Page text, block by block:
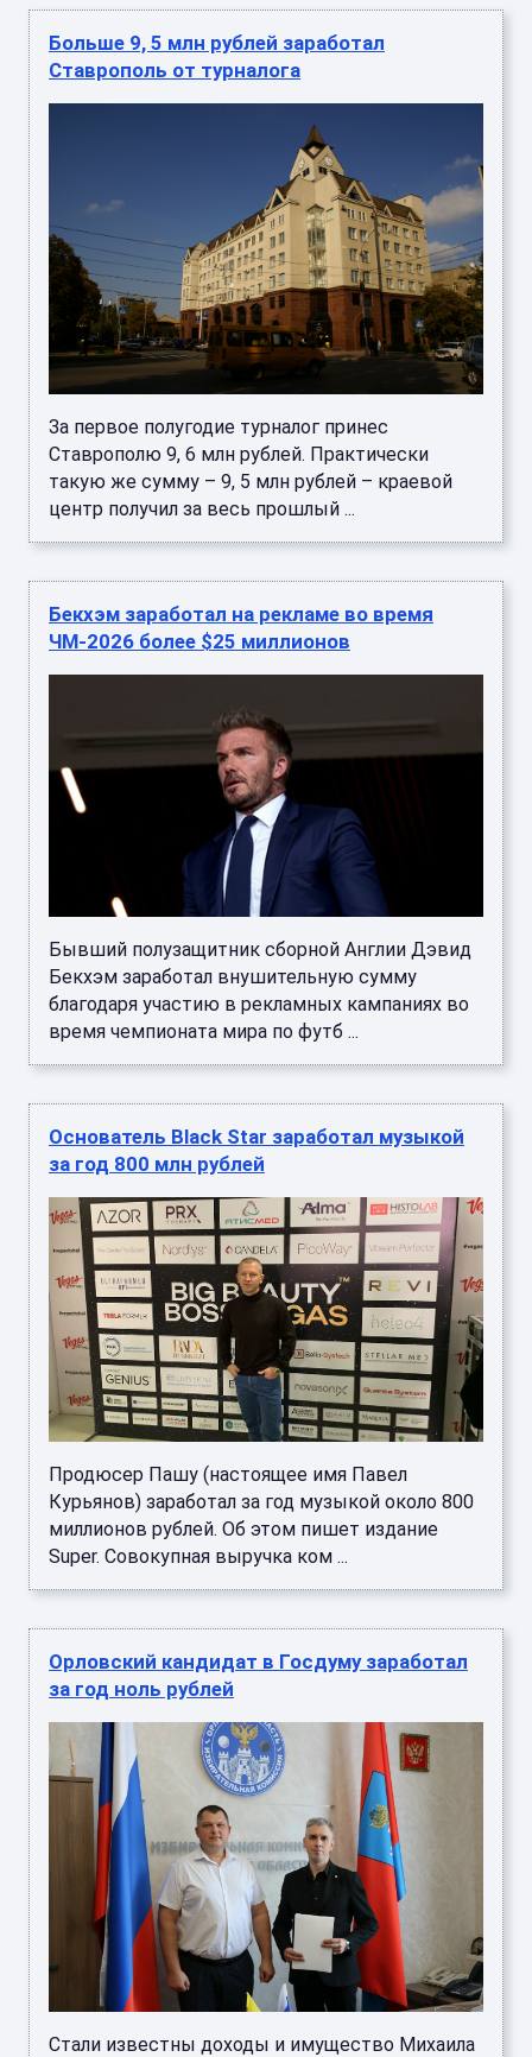
Больше 9, 5 млн рублей заработал
Ставрополь от турналога
За первое полугодие турналог принес
Ставрополю 9, 6 млн рублей. Практически
такую же сумму – 9, 5 млн рублей – краевой
центр получил за весь прошлый ...
Бекхэм заработал на рекламе во время
ЧМ-2026 более $25 миллионов
Бывший полузащитник сборной Англии Дэвид
Бекхэм заработал внушительную сумму
благодаря участию в рекламных кампаниях во
время чемпионата мира по футб ...
Основатель Black Star заработал музыкой
за год 800 млн рублей
Продюсер Пашу (настоящее имя Павел
Курьянов) заработал за год музыкой около 800
миллионов рублей. Об этом пишет издание
Super. Совокупная выручка ком ...
Орловский кандидат в Госдуму заработал
за год ноль рублей
Стали известны доходы и имущество Михаила